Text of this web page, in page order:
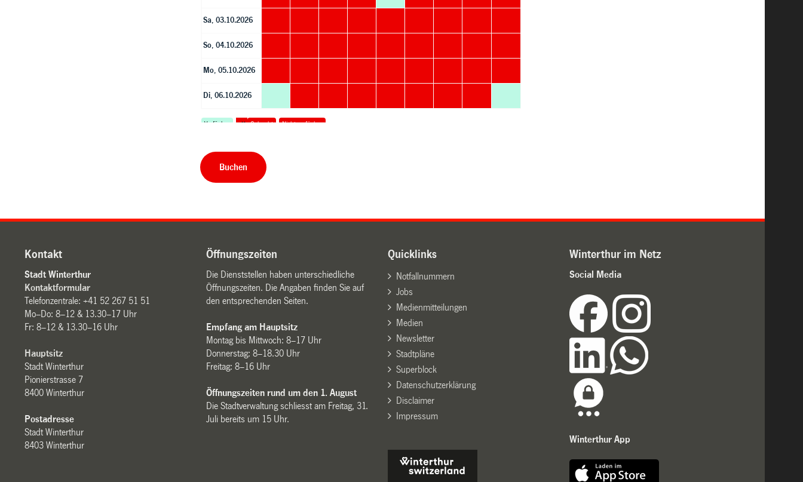
Buchen
Kontakt
Stadt Winterthur
Kontaktformular
Telefonzentrale: +41 52 267 51 51
Mo–Do: 8–12 & 13.30–17 Uhr
Fr: 8–12 & 13.30–16 Uhr
Hauptsitz
Stadt Winterthur
Pionierstrasse 7
8400 Winterthur
Postadresse
Stadt Winterthur
8403 Winterthur
Öffnungszeiten
Die Dienststellen haben unterschiedliche
Öffnungszeiten. Die Angaben finden Sie auf
den entsprechenden Seiten.
Empfang am Hauptsitz
Montag bis Mittwoch: 8–17 Uhr
Donnerstag: 8–18.30 Uhr
Freitag: 8–16 Uhr
Öffnungszeiten rund um den 1. August
Die Stadtverwaltung schliesst am Freitag, 31.
Juli bereits um 15 Uhr.
Quicklinks
Notfallnummern
Jobs
Medienmitteilungen
Medien
Newsletter
Stadtpläne
Superblock
Datenschutzerklärung
Disclaimer
Impressum
Winterthur im Netz
Social Media
Winterthur App